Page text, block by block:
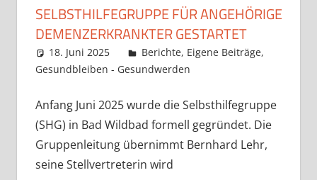
SELBSTHILFEGRUPPE FÜR ANGEHÖRIGE
DEMENZERKRANKTER GESTARTET
18. Juni 2025 Claudia Ollenhauer
Berichte, Eigene Beiträge,
Gesundbleiben - Gesundwerden
Anfang Juni 2025 wurde die Selbsthilfegruppe
(SHG) in Bad Wildbad formell gegründet. Die
Gruppenleitung übernimmt Bernhard Lehr,
seine Stellvertreterin wird